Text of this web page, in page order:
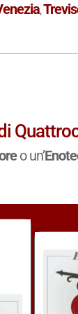
,
o un’